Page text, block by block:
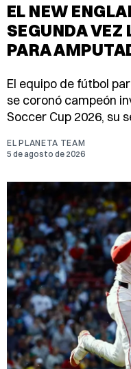
EL NEW
SEGUNDA VEZ
PARA
El equipo de fútbol
se coronó campeón
Soccer Cup 2026, su
EL PLANETA TEAM
5 de agosto de 2026